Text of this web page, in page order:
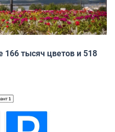
тысяч цветов и 518